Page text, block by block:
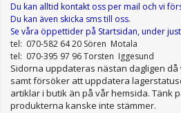
Du kan alltid kontakt oss per mail och vi
Du kan även skicka sms till oss.
Se våra öppettiderpå Startsidan, under
tel: 070-582 64 20 Sören Motala
tel: 070-395 97 96 Torsten Iggesund
Sidorna uppdateras nästan dagligen
samt försöker att uppdatera
artiklar i butik än på vår hemsida. Tänk
produkterna kanske inte stämmer.